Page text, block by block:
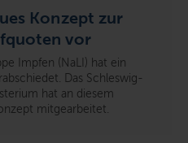
Konzept zur
vor
Impfen (NaLI) hat ein
Das Schleswig-
hat an diesem
mitgearbeitet.